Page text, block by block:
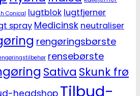
Conical lugtblok lugtfjerner
spray Medicinsk neutraliser
rengøringsbørste
rensebørste
Sativa Skunk frø
headshop Tilbud-